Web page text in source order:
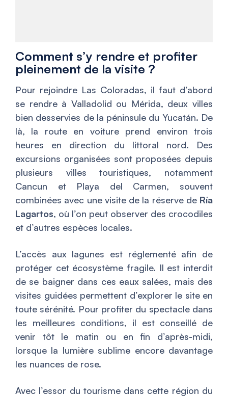
Comment s’y rendre et profiter
pleinement de la visite ?
Pour rejoindre Las Coloradas, il faut d’abord
se rendre à Valladolid ou Mérida, deux villes
bien desservies de la péninsule du Yucatán. De
là, la route en voiture prend environ trois
heures en direction du littoral nord. Des
excursions organisées sont proposées depuis
plusieurs villes touristiques, notamment
Cancun et Playa del Carmen, souvent
combinées avec une visite de la réserve de Ría
Lagartos, où l’on peut observer des crocodiles
et d’autres espèces locales.
L’accès aux lagunes est réglementé afin de
protéger cet écosystème fragile. Il est interdit
de se baigner dans ces eaux salées, mais des
visites guidées permettent d’explorer le site en
toute sérénité. Pour profiter du spectacle dans
les meilleures conditions, il est conseillé de
venir tôt le matin ou en fin d’après-midi,
lorsque la lumière sublime encore davantage
les nuances de rose.
Avec l’essor du tourisme dans cette région du